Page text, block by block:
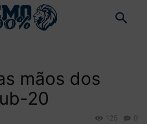
mãos dos
20
0
125